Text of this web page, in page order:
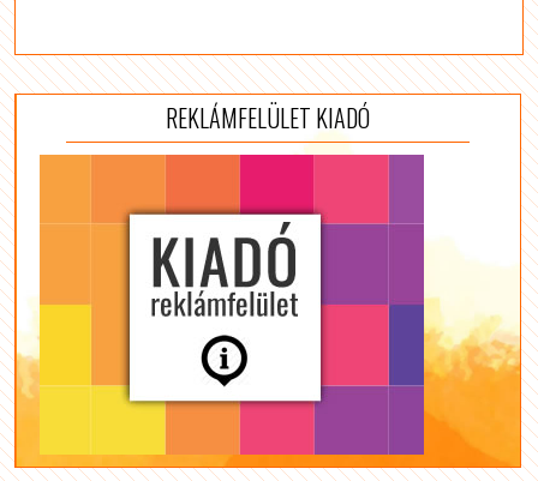
REKLÁMFELÜLET KIADÓ